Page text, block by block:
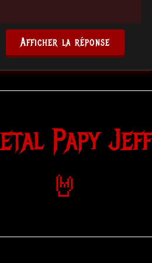
Afficher la réponse
Papy Jeff
🤘